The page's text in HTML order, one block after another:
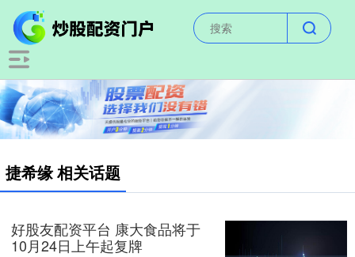
捷希缘 相关话题
好股友配资平台 康大食品将于
10月24日上午起复牌